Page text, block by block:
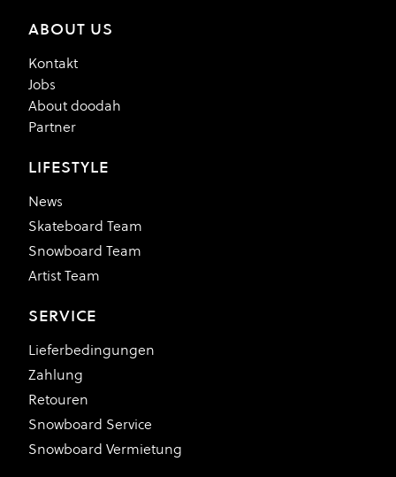
ABOUT US
Kontakt
Jobs
About doodah
Partner
LIFESTYLE
News
Skateboard Team
Snowboard Team
Artist Team
SERVICE
Lieferbedingungen
Zahlung
Retouren
Snowboard Service
Snowboard Vermietung